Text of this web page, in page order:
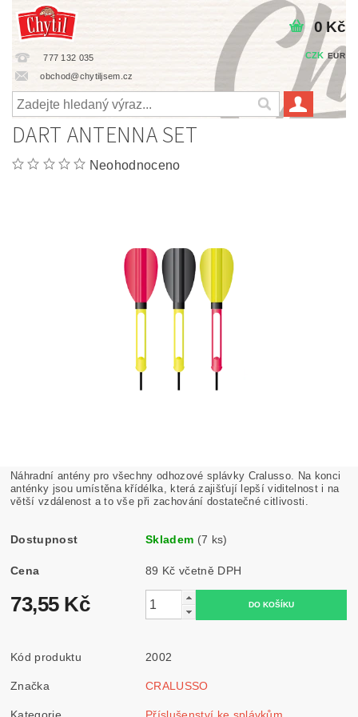
777 132 035
obchod@chytiljsem.cz
CZK EUR
0 Kč
DART ANTENNA SET
Neohodnoceno
Náhradní antény pro všechny odhozové splávky Cralusso. Na konci
anténky jsou umístěna křídélka, která zajišťují lepší viditelnost i na
větší vzdálenost a to vše při zachování dostatečné citlivosti.
Dostupnost Skladem (7 ks)
Cena 89 Kč včetně DPH
73,55 Kč
Kód produktu 2002
Značka CRALUSSO
Kategorie Příslušenství ke splávkům